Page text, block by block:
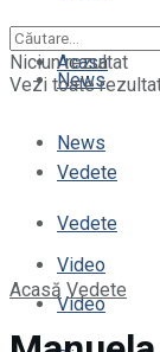
News
Vedete
Video
Acasa
News
Vedete
Video
Niciun rezultat
Vezi toate
Acasă Vedete